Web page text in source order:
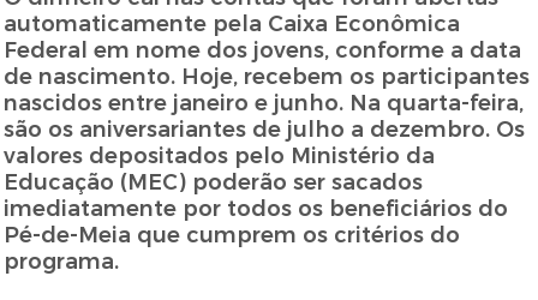
automaticamente pela Caixa Econômica
Federal em nome dos jovens, conforme a data
de nascimento. Hoje, recebem os participantes
nascidos entre janeiro e junho. Na quarta-feira,
são os aniversariantes de julho a dezembro. Os
valores depositados pelo Ministério da
Educação (MEC) poderão ser sacados
imediatamente por todos os beneficiários do
Pé-de-Meia que cumprem os critérios do
programa.